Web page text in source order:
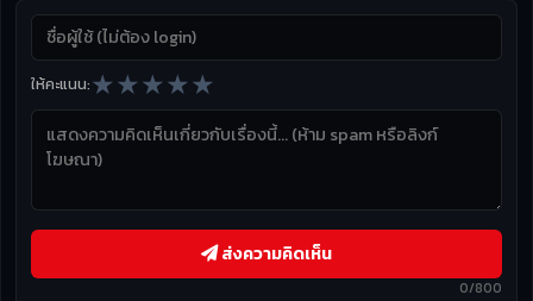
ให้คะแนน:★★★★★
0/800
ส่งความคิดเห็น